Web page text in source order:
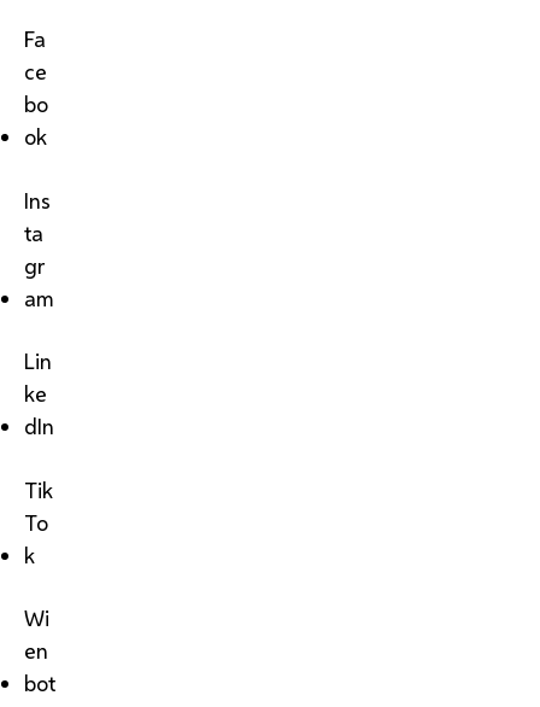
Fa
ce
bo
ok
Ins
ta
gr
am
Lin
ke
dIn
Tik
To
k
Wi
en
bot